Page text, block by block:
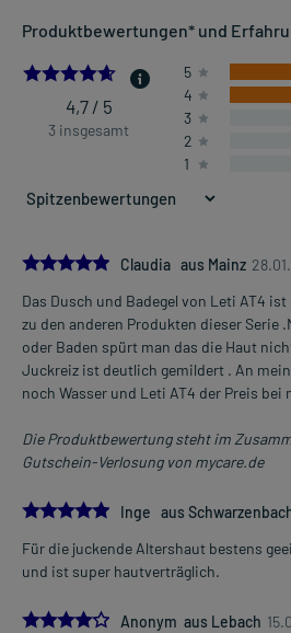
Produktbewertungen* und
4.666666666666667
4,7 / 5
3 insgesamt
5
4
3
2
1
5.0
Claudia aus Mainz
Das Dusch und Badegel von Leti AT4
zu den anderen Produkten dieser Serie
oder Baden spürt man das die Haut
Juckreiz ist deutlich gemildert . An
noch Wasser und Leti AT4 der Preis bei
Die Produktbewertung steht im
Gutschein-Verlosung von mycare.de
5.0
Inge aus
Für die juckende Altershaut bestens
und ist super hautverträglich.
4.0Anonym aus Lebach